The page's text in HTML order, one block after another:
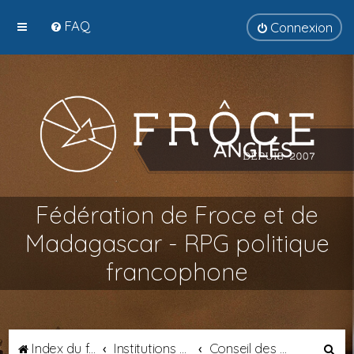
FAQ Connexion
Fédération de Froce et de
Madagascar - RPG politique
francophone
Index du forum